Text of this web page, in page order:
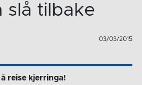
slå tilbake
03/03/2015
reise kjerringa!